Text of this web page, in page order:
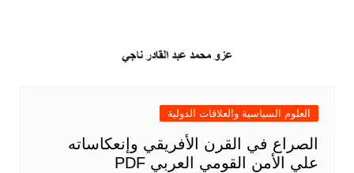
العلوم السياسية والعلاقات الدولية
الصراع في القرن الأفريقي وإنعكاساته
علي الأمن القومي العربي PDF